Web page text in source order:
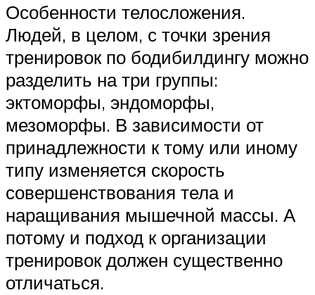
Особенности телосложения.
Людей, в целом, с точки зрения
тренировок по бодибилдингу можно
разделить на три группы:
эктоморфы, эндоморфы,
мезоморфы. В зависимости от
принадлежности к тому или иному
типу изменяется скорость
совершенствования тела и
наращивания мышечной массы. А
потому и подход к организации
тренировок должен существенно
отличаться.